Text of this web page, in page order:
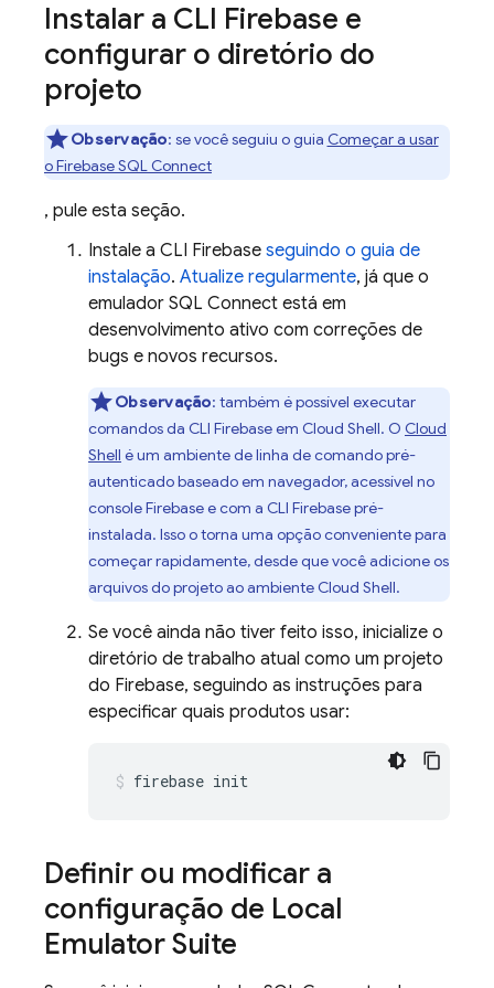
Instalar a CLI Firebase e
configurar o diretório do
projeto
Observação: se você seguiu o guia Começar a usar
oFirebase SQL Connect
, pule esta seção.
Instale a CLI Firebase seguindo o guia de
instalação. Atualize regularmente, já que o
emulador SQL Connect está em
desenvolvimento ativo com correções de
bugs e novos recursos.
Observação: também é possível executar
comandos da CLI Firebaseem Cloud Shell. O Cloud
Shell é um ambiente de linha de comando pré-
autenticado baseado em navegador, acessível no
consoleFirebasee com a CLI Firebasepré-
instalada. Isso o torna uma opção conveniente para
começar rapidamente, desde que você adicione os
arquivos do projeto ao ambiente Cloud Shell.
Se você ainda não tiver feito isso, inicialize o
diretório de trabalho atual como um projeto
do Firebase, seguindo as instruções para
especificar quais produtos usar:
firebase init
Definir ou modificar a
configuração de Local
Emulator Suite